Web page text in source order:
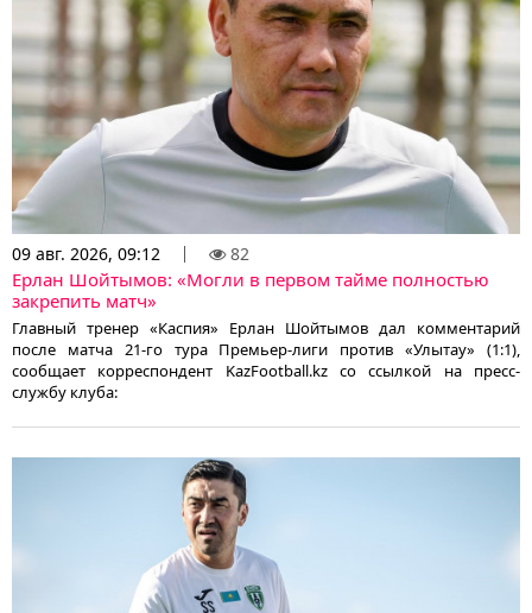
09 авг. 2026, 09:12 82
Ерлан Шойтымов: «Могли в первом тайме полностью
закрепить матч»
Главный тренер «Каспия» Ерлан Шойтымов дал комментарий
после матча 21-го тура Премьер-лиги против «Улытау» (1:1),
сообщает корреспондент KazFootball.kz со ссылкой на пресс-
службу клуба: